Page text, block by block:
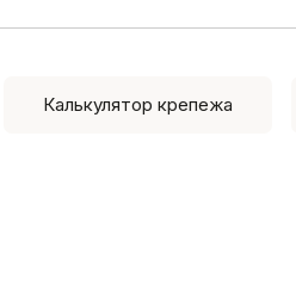
Калькулятор крепежа